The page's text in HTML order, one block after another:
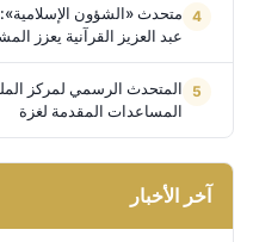
متحدث «الشؤون
عبد العزيز القرآنية يعزز
المتحدث الرسمي لمركز
المساعدات المقدمة لغزة
آخر الأخبار